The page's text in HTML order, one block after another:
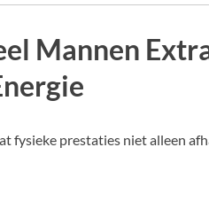
Mannen
fysieke prestaties niet alleen